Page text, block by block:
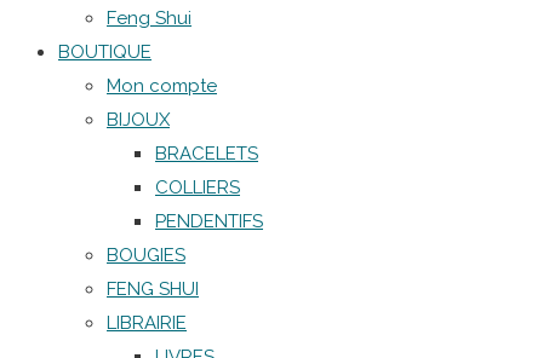
Feng Shui
BOUTIQUE
Mon compte
BIJOUX
BRACELETS
COLLIERS
PENDENTIFS
BOUGIES
FENG SHUI
LIBRAIRIE